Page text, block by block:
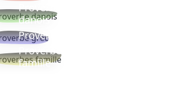
Proverbe
danois
Proverbe grec
Proverbes
famille